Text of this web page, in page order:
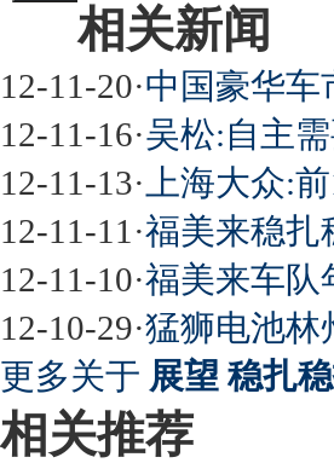
屌丝必看世
最强山寨 又
相关新闻
12-11-20·中国豪华车
12-11-16·吴松:自主
12-11-13· 上海大众:
12-11-11 ·福美来稳扎
12-11-10·福美来车队
12-10-29·猛狮电池林
更多关于 展望 稳扎
相关推荐